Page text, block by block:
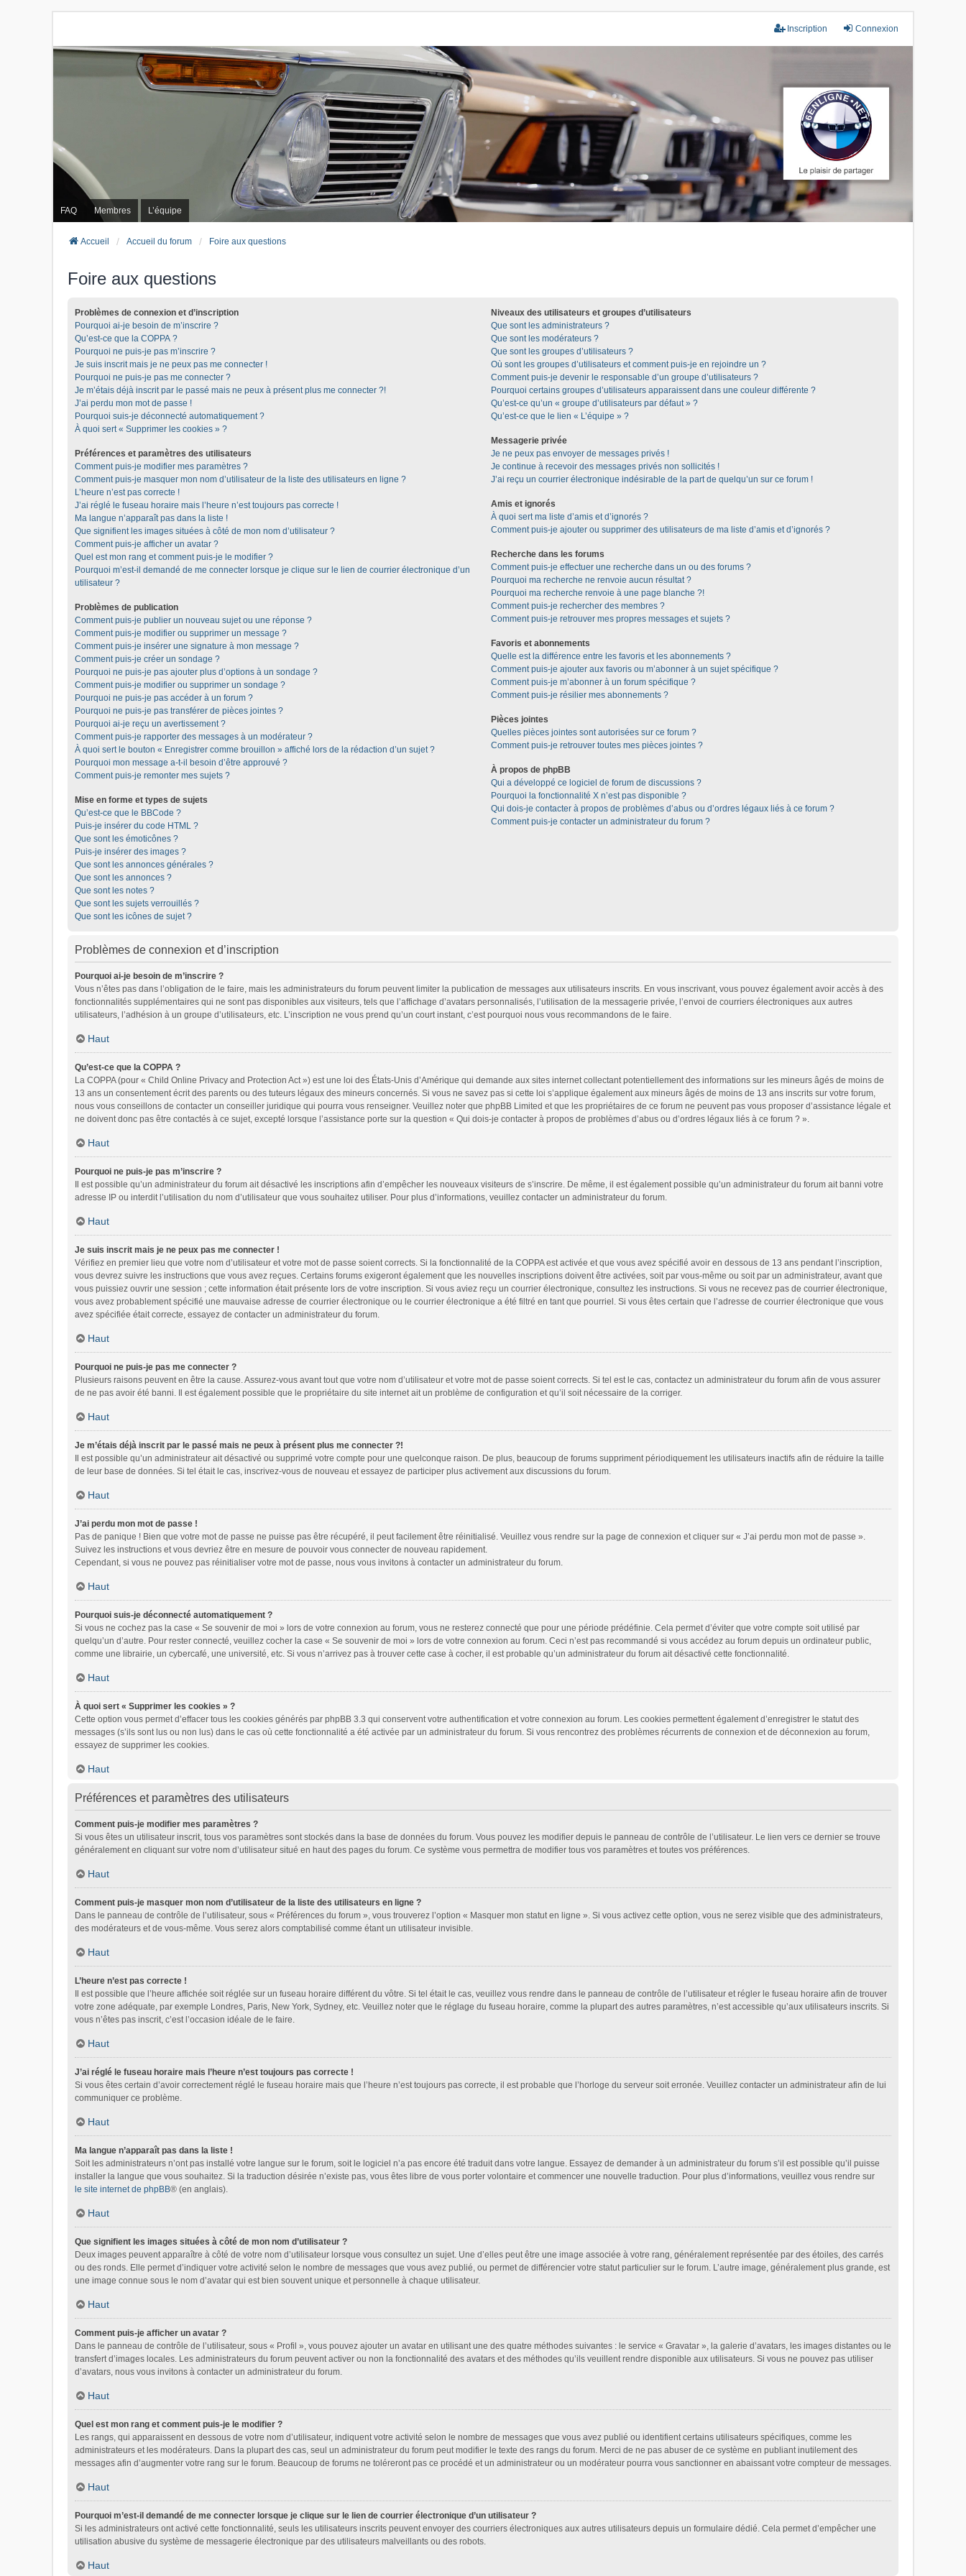
Connexion
Inscription
FAQ Membres L’équipe
Accueil Accueil du forum Foire aux questions
Foire aux questions
Problèmes de connexion et d’inscription
Pourquoi ai-je besoin de m’inscrire ?
Qu’est-ce que la COPPA ?
Pourquoi ne puis-je pas m’inscrire ?
Je suis inscrit mais je ne peux pas me connecter !
Pourquoi ne puis-je pas me connecter ?
Je m’étais déjà inscrit par le passé mais ne peux à présent plus me connecter ?!
J’ai perdu mon mot de passe !
Pourquoi suis-je déconnecté automatiquement ?
À quoi sert « Supprimer les cookies » ?
Préférences et paramètres des utilisateurs
Comment puis-je modifier mes paramètres ?
Comment puis-je masquer mon nom d’utilisateur de la liste des utilisateurs en ligne ?
L’heure n’est pas correcte !
J’ai réglé le fuseau horaire mais l’heure n’est toujours pas correcte !
Ma langue n’apparaît pas dans la liste !
Que signifient les images situées à côté de mon nom d’utilisateur ?
Comment puis-je afficher un avatar ?
Quel est mon rang et comment puis-je le modifier ?
Pourquoi m’est-il demandé de me connecter lorsque je clique sur le lien de courrier électronique d’un
utilisateur ?
Problèmes de publication
Comment puis-je publier un nouveau sujet ou une réponse ?
Comment puis-je modifier ou supprimer un message ?
Comment puis-je insérer une signature à mon message ?
Comment puis-je créer un sondage ?
Pourquoi ne puis-je pas ajouter plus d’options à un sondage ?
Comment puis-je modifier ou supprimer un sondage ?
Pourquoi ne puis-je pas accéder à un forum ?
Pourquoi ne puis-je pas transférer de pièces jointes ?
Pourquoi ai-je reçu un avertissement ?
Comment puis-je rapporter des messages à un modérateur ?
À quoi sert le bouton « Enregistrer comme brouillon » affiché lors de la rédaction d’un sujet ?
Pourquoi mon message a-t-il besoin d’être approuvé ?
Comment puis-je remonter mes sujets ?
Mise en forme et types de sujets
Qu’est-ce que le BBCode ?
Puis-je insérer du code HTML ?
Que sont les émoticônes ?
Puis-je insérer des images ?
Que sont les annonces générales ?
Que sont les annonces ?
Que sont les notes ?
Que sont les sujets verrouillés ?
Que sont les icônes de sujet ?
Niveaux des utilisateurs et groupes d’utilisateurs
Que sont les administrateurs ?
Que sont les modérateurs ?
Que sont les groupes d’utilisateurs ?
Où sont les groupes d’utilisateurs et comment puis-je en rejoindre un ?
Comment puis-je devenir le responsable d’un groupe d’utilisateurs ?
Pourquoi certains groupes d’utilisateurs apparaissent dans une couleur différente ?
Qu’est-ce qu’un « groupe d’utilisateurs par défaut » ?
Qu’est-ce que le lien « L’équipe » ?
Messagerie privée
Je ne peux pas envoyer de messages privés !
Je continue à recevoir des messages privés non sollicités !
J’ai reçu un courrier électronique indésirable de la part de quelqu’un sur ce forum !
Amis et ignorés
À quoi sert ma liste d’amis et d’ignorés ?
Comment puis-je ajouter ou supprimer des utilisateurs de ma liste d’amis et d’ignorés ?
Recherche dans les forums
Comment puis-je effectuer une recherche dans un ou des forums ?
Pourquoi ma recherche ne renvoie aucun résultat ?
Pourquoi ma recherche renvoie à une page blanche ?!
Comment puis-je rechercher des membres ?
Comment puis-je retrouver mes propres messages et sujets ?
Favoris et abonnements
Quelle est la différence entre les favoris et les abonnements ?
Comment puis-je ajouter aux favoris ou m’abonner à un sujet spécifique ?
Comment puis-je m’abonner à un forum spécifique ?
Comment puis-je résilier mes abonnements ?
Pièces jointes
Quelles pièces jointes sont autorisées sur ce forum ?
Comment puis-je retrouver toutes mes pièces jointes ?
À propos de phpBB
Qui a développé ce logiciel de forum de discussions ?
Pourquoi la fonctionnalité X n’est pas disponible ?
Qui dois-je contacter à propos de problèmes d’abus ou d’ordres légaux liés à ce forum ?
Comment puis-je contacter un administrateur du forum ?
Problèmes de connexion et d’inscription
Pourquoi ai-je besoin de m’inscrire ?
Vous n’êtes pas dans l’obligation de le faire, mais les administrateurs du forum peuvent limiter la publication de messages aux utilisateurs inscrits. En vous inscrivant, vous pouvez également avoir accès à des
fonctionnalités supplémentaires qui ne sont pas disponibles aux visiteurs, tels que l’affichage d’avatars personnalisés, l’utilisation de la messagerie privée, l’envoi de courriers électroniques aux autres
utilisateurs, l’adhésion à un groupe d’utilisateurs, etc. L’inscription ne vous prend qu’un court instant, c’est pourquoi nous vous recommandons de le faire.
Haut
Qu’est-ce que la COPPA ?
La COPPA (pour « Child Online Privacy and Protection Act ») est une loi des États-Unis d’Amérique qui demande aux sites internet collectant potentiellement des informations sur les mineurs âgés de moins de
13 ans un consentement écrit des parents ou des tuteurs légaux des mineurs concernés. Si vous ne savez pas si cette loi s’applique également aux mineurs âgés de moins de 13 ans inscrits sur votre forum,
nous vous conseillons de contacter un conseiller juridique qui pourra vous renseigner. Veuillez noter que phpBB Limited et que les propriétaires de ce forum ne peuvent pas vous proposer d’assistance légale et
ne doivent donc pas être contactés à ce sujet, excepté lorsque l’assistance porte sur la question « Qui dois-je contacter à propos de problèmes d’abus ou d’ordres légaux liés à ce forum ? ».
Haut
Pourquoi ne puis-je pas m’inscrire ?
Il est possible qu’un administrateur du forum ait désactivé les inscriptions afin d’empêcher les nouveaux visiteurs de s’inscrire. De même, il est également possible qu’un administrateur du forum ait banni votre
adresse IP ou interdit l’utilisation du nom d’utilisateur que vous souhaitez utiliser. Pour plus d’informations, veuillez contacter un administrateur du forum.
Haut
Je suis inscrit mais je ne peux pas me connecter !
Vérifiez en premier lieu que votre nom d’utilisateur et votre mot de passe soient corrects. Si la fonctionnalité de la COPPA est activée et que vous avez spécifié avoir en dessous de 13 ans pendant l’inscription,
vous devrez suivre les instructions que vous avez reçues. Certains forums exigeront également que les nouvelles inscriptions doivent être activées, soit par vous-même ou soit par un administrateur, avant que
vous puissiez ouvrir une session ; cette information était présente lors de votre inscription. Si vous aviez reçu un courrier électronique, consultez les instructions. Si vous ne recevez pas de courrier électronique,
vous avez probablement spécifié une mauvaise adresse de courrier électronique ou le courrier électronique a été filtré en tant que pourriel. Si vous êtes certain que l’adresse de courrier électronique que vous
avez spécifiée était correcte, essayez de contacter un administrateur du forum.
Haut
Pourquoi ne puis-je pas me connecter ?
Plusieurs raisons peuvent en être la cause. Assurez-vous avant tout que votre nom d’utilisateur et votre mot de passe soient corrects. Si tel est le cas, contactez un administrateur du forum afin de vous assurer
de ne pas avoir été banni. Il est également possible que le propriétaire du site internet ait un problème de configuration et qu’il soit nécessaire de la corriger.
Haut
Je m’étais déjà inscrit par le passé mais ne peux à présent plus me connecter ?!
Il est possible qu’un administrateur ait désactivé ou supprimé votre compte pour une quelconque raison. De plus, beaucoup de forums suppriment périodiquement les utilisateurs inactifs afin de réduire la taille
de leur base de données. Si tel était le cas, inscrivez-vous de nouveau et essayez de participer plus activement aux discussions du forum.
Haut
J’ai perdu mon mot de passe !
Pas de panique ! Bien que votre mot de passe ne puisse pas être récupéré, il peut facilement être réinitialisé. Veuillez vous rendre sur la page de connexion et cliquer sur « J’ai perdu mon mot de passe ».
Suivez les instructions et vous devriez être en mesure de pouvoir vous connecter de nouveau rapidement.
Cependant, si vous ne pouvez pas réinitialiser votre mot de passe, nous vous invitons à contacter un administrateur du forum.
Haut
Pourquoi suis-je déconnecté automatiquement ?
Si vous ne cochez pas la case « Se souvenir de moi » lors de votre connexion au forum, vous ne resterez connecté que pour une période prédéfinie. Cela permet d’éviter que votre compte soit utilisé par
quelqu’un d’autre. Pour rester connecté, veuillez cocher la case « Se souvenir de moi » lors de votre connexion au forum. Ceci n’est pas recommandé si vous accédez au forum depuis un ordinateur public,
comme une librairie, un cybercafé, une université, etc. Si vous n’arrivez pas à trouver cette case à cocher, il est probable qu’un administrateur du forum ait désactivé cette fonctionnalité.
Haut
À quoi sert « Supprimer les cookies » ?
Cette option vous permet d’effacer tous les cookies générés par phpBB 3.3 qui conservent votre authentification et votre connexion au forum. Les cookies permettent également d’enregistrer le statut des
messages (s’ils sont lus ou non lus) dans le cas où cette fonctionnalité a été activée par un administrateur du forum. Si vous rencontrez des problèmes récurrents de connexion et de déconnexion au forum,
essayez de supprimer les cookies.
Haut
Préférences et paramètres des utilisateurs
Comment puis-je modifier mes paramètres ?
Si vous êtes un utilisateur inscrit, tous vos paramètres sont stockés dans la base de données du forum. Vous pouvez les modifier depuis le panneau de contrôle de l’utilisateur. Le lien vers ce dernier se trouve
généralement en cliquant sur votre nom d’utilisateur situé en haut des pages du forum. Ce système vous permettra de modifier tous vos paramètres et toutes vos préférences.
Haut
Comment puis-je masquer mon nom d’utilisateur de la liste des utilisateurs en ligne ?
Dans le panneau de contrôle de l’utilisateur, sous « Préférences du forum », vous trouverez l’option « Masquer mon statut en ligne ». Si vous activez cette option, vous ne serez visible que des administrateurs,
des modérateurs et de vous-même. Vous serez alors comptabilisé comme étant un utilisateur invisible.
Haut
L’heure n’est pas correcte !
Il est possible que l’heure affichée soit réglée sur un fuseau horaire différent du vôtre. Si tel était le cas, veuillez vous rendre dans le panneau de contrôle de l’utilisateur et régler le fuseau horaire afin de trouver
votre zone adéquate, par exemple Londres, Paris, New York, Sydney, etc. Veuillez noter que le réglage du fuseau horaire, comme la plupart des autres paramètres, n’est accessible qu’aux utilisateurs inscrits. Si
vous n’êtes pas inscrit, c’est l’occasion idéale de le faire.
Haut
J’ai réglé le fuseau horaire mais l’heure n’est toujours pas correcte !
Si vous êtes certain d’avoir correctement réglé le fuseau horaire mais que l’heure n’est toujours pas correcte, il est probable que l’horloge du serveur soit erronée. Veuillez contacter un administrateur afin de lui
communiquer ce problème.
Haut
Ma langue n’apparaît pas dans la liste !
Soit les administrateurs n’ont pas installé votre langue sur le forum, soit le logiciel n’a pas encore été traduit dans votre langue. Essayez de demander à un administrateur du forum s’il est possible qu’il puisse
installer la langue que vous souhaitez. Si la traduction désirée n’existe pas, vous êtes libre de vous porter volontaire et commencer une nouvelle traduction. Pour plus d’informations, veuillez vous rendre sur
le site internet de phpBB® (en anglais).
Haut
Que signifient les images situées à côté de mon nom d’utilisateur ?
Deux images peuvent apparaître à côté de votre nom d’utilisateur lorsque vous consultez un sujet. Une d’elles peut être une image associée à votre rang, généralement représentée par des étoiles, des carrés
ou des ronds. Elle permet d’indiquer votre activité selon le nombre de messages que vous avez publié, ou permet de différencier votre statut particulier sur le forum. L’autre image, généralement plus grande, est
une image connue sous le nom d’avatar qui est bien souvent unique et personnelle à chaque utilisateur.
Haut
Comment puis-je afficher un avatar ?
Dans le panneau de contrôle de l’utilisateur, sous « Profil », vous pouvez ajouter un avatar en utilisant une des quatre méthodes suivantes : le service « Gravatar », la galerie d’avatars, les images distantes ou le
transfert d’images locales. Les administrateurs du forum peuvent activer ou non la fonctionnalité des avatars et des méthodes qu’ils veuillent rendre disponible aux utilisateurs. Si vous ne pouvez pas utiliser
d’avatars, nous vous invitons à contacter un administrateur du forum.
Haut
Quel est mon rang et comment puis-je le modifier ?
Les rangs, qui apparaissent en dessous de votre nom d’utilisateur, indiquent votre activité selon le nombre de messages que vous avez publié ou identifient certains utilisateurs spécifiques, comme les
administrateurs et les modérateurs. Dans la plupart des cas, seul un administrateur du forum peut modifier le texte des rangs du forum. Merci de ne pas abuser de ce système en publiant inutilement des
messages afin d’augmenter votre rang sur le forum. Beaucoup de forums ne toléreront pas ce procédé et un administrateur ou un modérateur pourra vous sanctionner en abaissant votre compteur de messages.
Haut
Pourquoi m’est-il demandé de me connecter lorsque je clique sur le lien de courrier électronique d’un utilisateur ?
Si les administrateurs ont activé cette fonctionnalité, seuls les utilisateurs inscrits peuvent envoyer des courriers électroniques aux autres utilisateurs depuis un formulaire dédié. Cela permet d’empêcher une
utilisation abusive du système de messagerie électronique par des utilisateurs malveillants ou des robots.
Haut